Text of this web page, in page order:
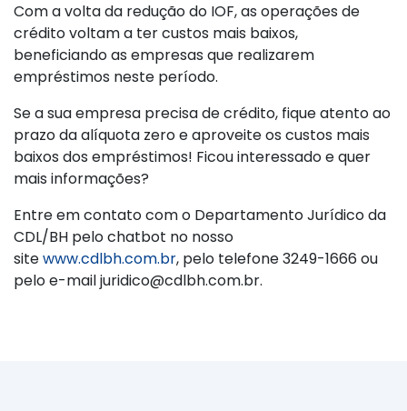
Com a volta da redução do IOF, as operações de
crédito voltam a ter custos mais baixos,
beneficiando as empresas que realizarem
empréstimos neste período.
Se a sua empresa precisa de crédito, fique atento ao
prazo da alíquota zero e aproveite os custos mais
baixos dos empréstimos! Ficou interessado e quer
mais informações?
Entre em contato com o Departamento Jurídico da
CDL/BH pelo chatbot no nosso
sitewww.cdlbh.com.br, pelo telefone 3249-1666 ou
pelo e-mail juridico@cdlbh.com.br.